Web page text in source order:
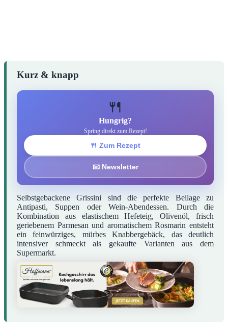
Kurz & knapp
🍴
Hungrig?
Spring direkt zum Rezept!
🍴 Zum Rezept
📧 Newsletter
Selbstgebackene Grissini sind die perfekte Beilage zu
Antipasti, Suppen oder Wein-Abendessen. Durch die
Kombination aus elastischem Hefeteig, Olivenöl, frisch
geriebenem Parmesan und aromatischem Rosmarin entsteht
ein feinwürziges, mürbes Knabbergebäck, das deutlich
intensiver schmeckt als gekaufte Varianten aus dem
Supermarkt.